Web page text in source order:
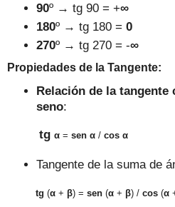
90º →tg90 =+∞
180º →tg 180 =0
270º → tg 270 =-∞
Propiedades de la Tangente:
Relación de la tangente
seno:
tg α = sen α / cos α
Tangentede la suma de
tg (α + β) = sen (α + β) / cos (α